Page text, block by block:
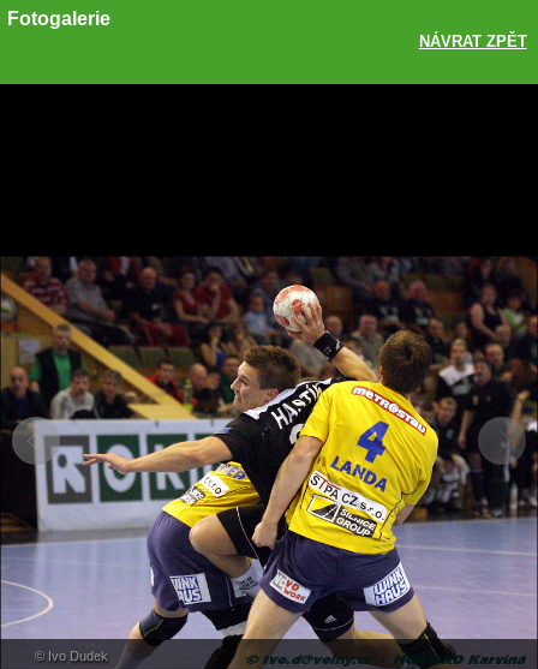
Fotogalerie
NÁVRAT ZPĚT
FACEBOOK
TWITTER
GOOGLE PLUS
PŘEHLED
© Ivo Dudek